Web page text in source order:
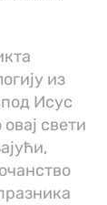
из
Исус
свети